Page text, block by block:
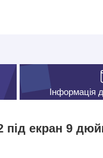
Інформація
під екран 9